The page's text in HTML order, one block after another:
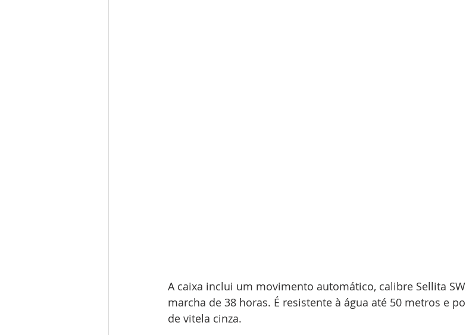
A caixa inclui um movimento automático, calibre Sellita
marcha de 38 horas. É resistente à água até 50 metros e
de vitela cinza.